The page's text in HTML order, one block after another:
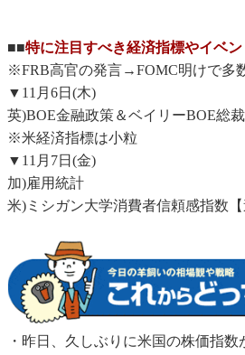
■■特に注目すべき経済指標やイベ
※FRB高官の発言→FOMC明けで多
▼11月6日(木)
英)BOE金融政策＆ベイリーBOE総
※米経済指標は小粒
▼11月7日(金)
加)雇用統計
米)ミシガン大学消費者信頼感指数【
・昨日、久しぶりに米国の株価指数